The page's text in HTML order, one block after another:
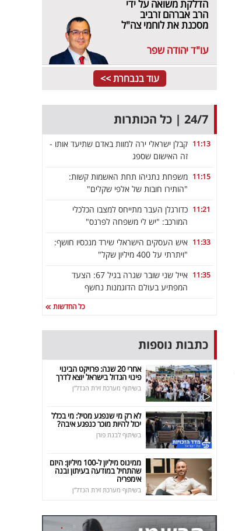
הדלקת משואה על ידי
הרב אברהם זרביב
מסכנת את לוחמי צה"ל
עו"ד יהודה שפר
עוד בנבחרת >>
24/7 | כל הכותרות
11:13 קבלן ישראלי ירה למוות באדם שתיעד אותו -
זה האישום שספג
11:15 משפחת נתניהו תחת האשמות קשות:
"הותירו חובות של אלפי שקלים"
11:21 כדורגלן העבר מתייחס למצבו הכלכלי
המורכב: "יש לי משפחה לפרנס"
11:33 איש העסקים הישראלי שירד מנכסיו חושף:
"ויתרתי על 400 מיליון שקל"
11:35
אייל שני שובר שגרה בגיל 67: הצעד
המפתיע בעולם הדוגמנות נחשף
כל החדשות
כתבות נוספות
אחרי 20 שנה: פרויקט הבינוי
פינוי הגדול בישראל יוצא לדרך
בשיתוף מערכת זירת הנדל"ן
לא רק מי שנפגע מטיל: מי בכלל
יכול להיות מוכר כנפגע איבה?
בשיתוף לבנת פורן
ממינוס מיליון ל-100 מיליון: היזם
שהתחיל במודעה בעיתון ובנה
אימפריה
בשיתוף מערכת זירת הנדל"ן